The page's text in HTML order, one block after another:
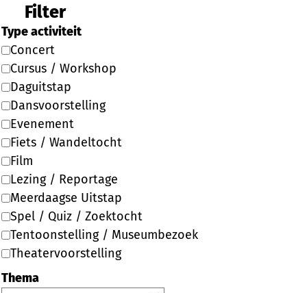
Filter
Type activiteit
Concert
Cursus / Workshop
Daguitstap
Dansvoorstelling
Evenement
Fiets / Wandeltocht
Film
Lezing / Reportage
Meerdaagse Uitstap
Spel / Quiz / Zoektocht
Tentoonstelling / Museumbezoek
Theatervoorstelling
Thema